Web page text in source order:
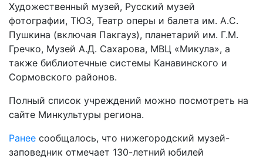
Художественный музей, Русский музей
фотографии, ТЮЗ, Театр оперы и балета им. А.С.
Пушкина (включая Пакгауз), планетарий им. Г.М.
Гречко, Музей А.Д. Сахарова, МВЦ «Микула», а
также библиотечные системы Канавинского и
Сормовского районов.
Полный список учреждений можно посмотреть на
сайте Минкультуры региона.
Ранее сообщалось, что нижегородский музей-
заповедник отмечает 130-летний юбилей